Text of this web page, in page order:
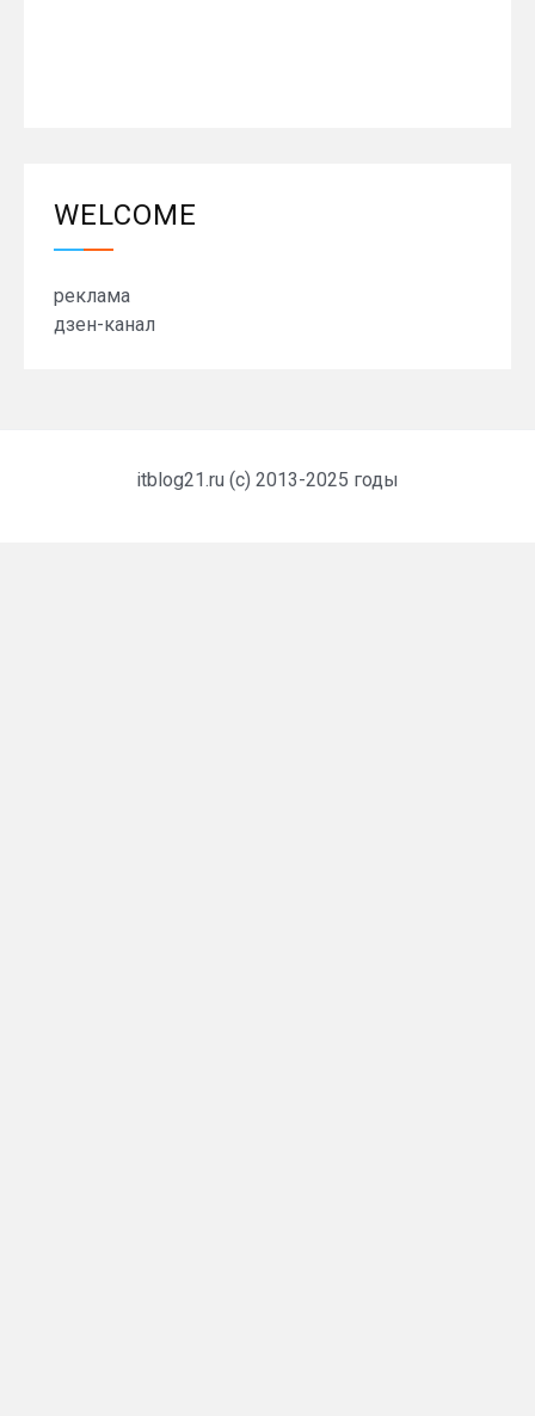
WELCOME
реклама
дзен-канал
itblog21.ru (c) 2013-2025 годы